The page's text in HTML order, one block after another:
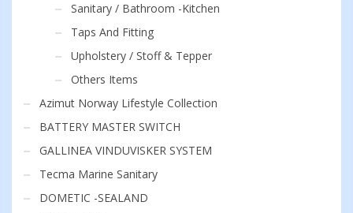
Sanitary / Bathroom -Kitchen
Taps And Fitting
Upholstery / Stoff & Tepper
Others Items
Azimut Norway Lifestyle Collection
BATTERY MASTER SWITCH
GALLINEA VINDUVISKER SYSTEM
Tecma Marine Sanitary
DOMETIC -SEALAND